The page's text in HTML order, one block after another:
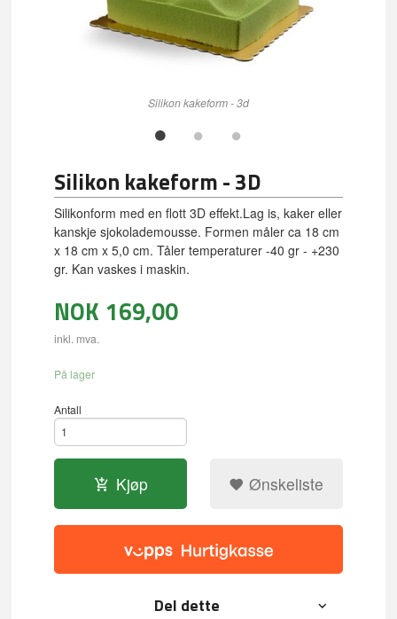
Silikon kakeform - 3d
Silikon kakeform - 3D
Silikonform med en flott 3D effekt.Lag is, kaker eller
kanskje sjokolademousse. Formen måler ca 18 cm
x 18 cm x 5,0 cm. Tåler temperaturer -40 gr - +230
gr. Kan vaskes i maskin.
NOK 169,00
inkl. mva.
På lager
Antall
Kjøp Ønskeliste
Del dette